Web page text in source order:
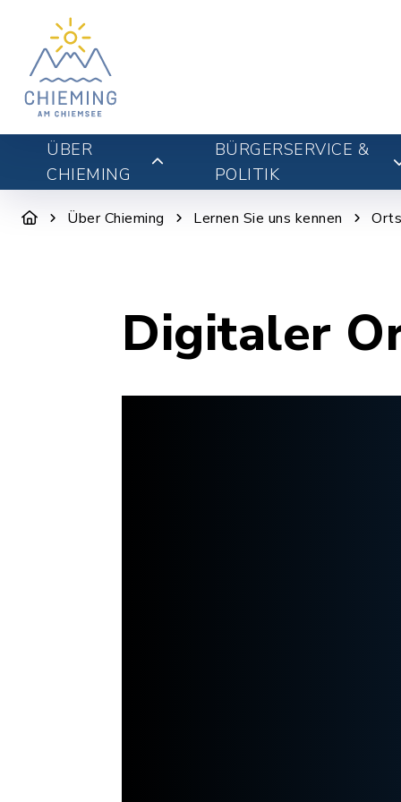
ÜBER
CHIEMING
BÜRGERSERVICE &
POLITIK
Über Chieming Lernen Sie uns kennen
Digitaler